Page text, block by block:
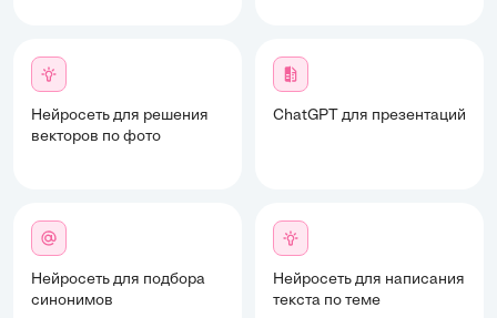
Нейросеть для решения
векторов по фото
ChatGPT для презентаций
Нейросеть для подбора
синонимов
Нейросеть для написания
текста по теме